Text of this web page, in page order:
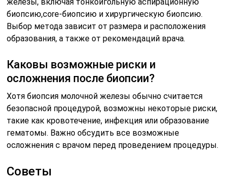
биопсию,core-биопсию и хирургическую биопсию.
Выбор метода зависит от размера и расположения
образования, а также от рекомендаций врача.
Каковы возможные риски и
осложнения после биопсии?
Хотя биопсия молочной железы обычно считается
безопасной процедурой, возможны некоторые риски,
такие как кровотечение, инфекция или образование
гематомы. Важно обсудить все возможные
осложнения с врачом перед проведением процедуры.
Советы